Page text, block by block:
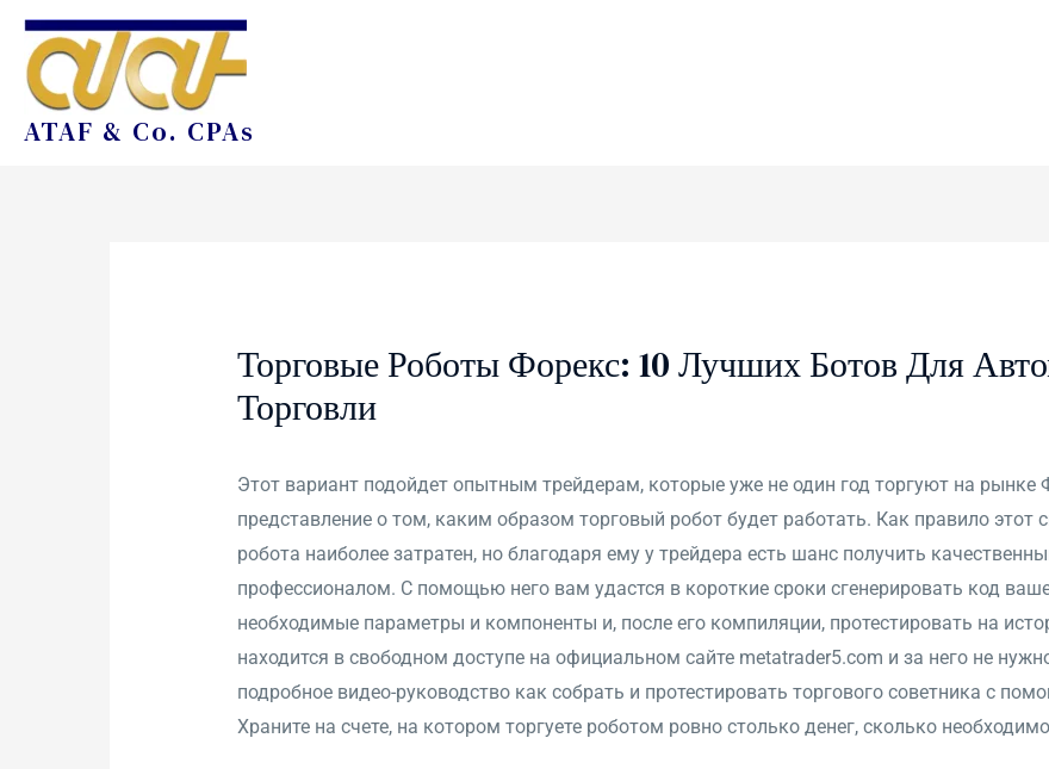
ATAF & Co. CPAs
Торговые Роботы Форекс: 10 Лучших Ботов Для
Торговли
Этот вариант подойдет опытным трейдерам, которые уже не один год торгуют на рынке
представление о том, каким образом торговый робот будет работать. Как правило этот
робота наиболее затратен, но благодаря ему у трейдера есть шанс получить
профессионалом. С помощью него вам удастся в короткие сроки сгенерировать код
необходимые параметры и компоненты и, после его компиляции, протестировать на
находится в свободном доступе на официальном сайте metatrader5.com и за него не
подробное видео-руководство как собрать и протестировать торгового советника с
Храните на счете, на котором торгуете роботом ровно столько денег, сколько